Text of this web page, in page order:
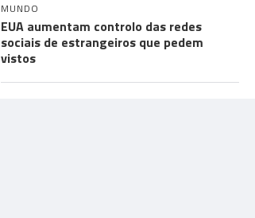
MUNDO
EUA aumentam controlo das redes
sociais de estrangeiros que pedem
vistos